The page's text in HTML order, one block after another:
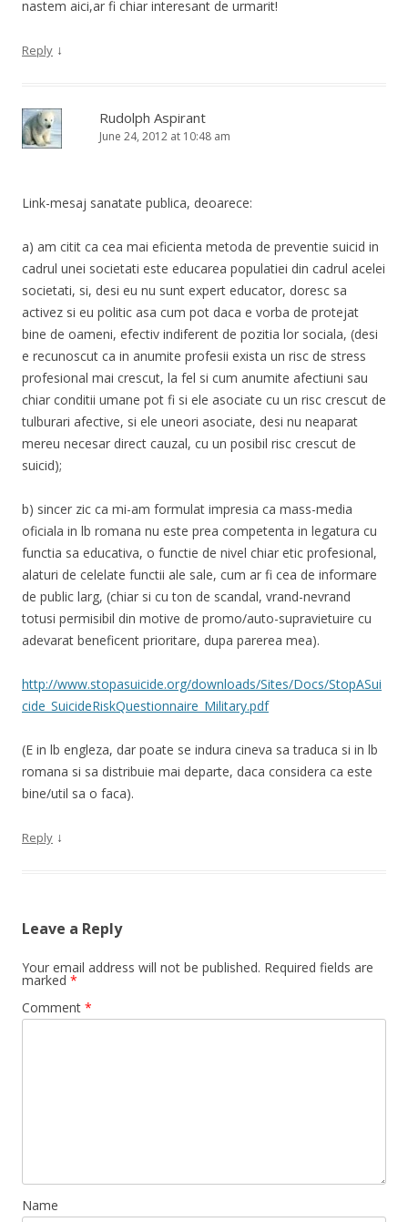
nastem aici,ar fi chiar interesant de urmarit!
Reply ↓
Rudolph Aspirant
June 24, 2012 at 10:48 am
Link-mesaj sanatate publica, deoarece:
a) am citit ca cea mai eficienta metoda de preventie suicid in
cadrul unei societati este educarea populatiei din cadrul acelei
societati, si, desi eu nu sunt expert educator, doresc sa
activez si eu politic asa cum pot daca e vorba de protejat
bine de oameni, efectiv indiferent de pozitia lor sociala, (desi
e recunoscut ca in anumite profesii exista un risc de stress
profesional mai crescut, la fel si cum anumite afectiuni sau
chiar conditii umane pot fi si ele asociate cu un risc crescut de
tulburari afective, si ele uneori asociate, desi nu neaparat
mereu necesar direct cauzal, cu un posibil risc crescut de
suicid);
b) sincer zic ca mi-am formulat impresia ca mass-media
oficiala in lb romana nu este prea competenta in legatura cu
functia sa educativa, o functie de nivel chiar etic profesional,
alaturi de celelate functii ale sale, cum ar fi cea de informare
de public larg, (chiar si cu ton de scandal, vrand-nevrand
totusi permisibil din motive de promo/auto-supravietuire cu
adevarat beneficent prioritare, dupa parerea mea).
http://www.stopasuicide.org/downloads/Sites/Docs/StopASui
cide_SuicideRiskQuestionnaire_Military.pdf
(E in lb engleza, dar poate se indura cineva sa traduca si in lb
romana si sa distribuie mai departe, daca considera ca este
bine/util sa o faca).
Reply ↓
Leave a Reply
Your email address will not be published. Required fields are
marked *
Comment *
Name